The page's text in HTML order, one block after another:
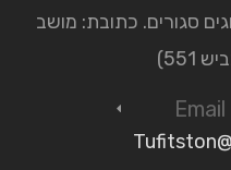
13:00 שבת וחגים סגורים. כתובת: מושב
551)